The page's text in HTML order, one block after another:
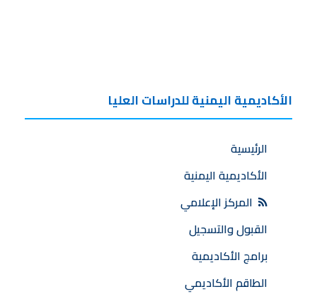
الأكاديمية اليمنية للدراسات العليا
الرئيسية
الأكاديمية اليمنية
المركز الإعلامي
القبول والتسجيل
برامج الأكاديمية
الطاقم الأكاديمي